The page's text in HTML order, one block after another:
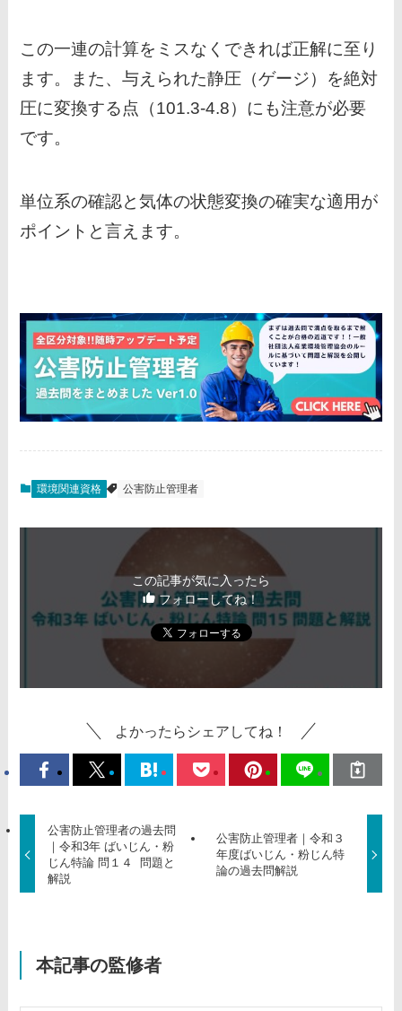
この一連の計算をミスなくできれば正解に至り
ます。また、与えられた静圧（ゲージ）を絶対
圧に変換する点（101.3-4.8）にも注意が必要
です。
単位系の確認と気体の状態変換の確実な適用が
ポイントと言えます。
環境関連資格 公害防止管理者
この記事が気に入ったら
フォローしてね！
よかったらシェアしてね！
公害防止管理者の過去問
｜令和3年 ばいじん・粉
じん特論 問１４ 問題と
解説
公害防止管理者｜令和３
年度ばいじん・粉じん特
論の過去問解説
本記事の監修者